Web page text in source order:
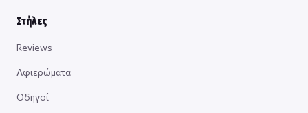
Στήλες
Reviews
Αφιερώματα
Οδηγοί